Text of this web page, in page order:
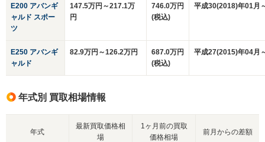
E200 アバンギ
ャルド スポー
ツ
147.5万円～217.1万
円
746.0万円
(税込)
平成30(2018)年01月
E250 アバンギ
ャルド
82.9万円～126.2万円
687.0万円
(税込)
平成27(2015)年04月
年式別 買取相場情報
年式
最新買取価格相
場
1ヶ月前の買取
価格相場
前月からの差額